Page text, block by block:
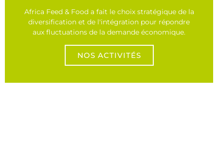
Africa Feed & Food a fait le choix stratégique de la
diversification et de l'intégration pour répondre
aux fluctuations de la demande économique.
NOS ACTIVITÉS